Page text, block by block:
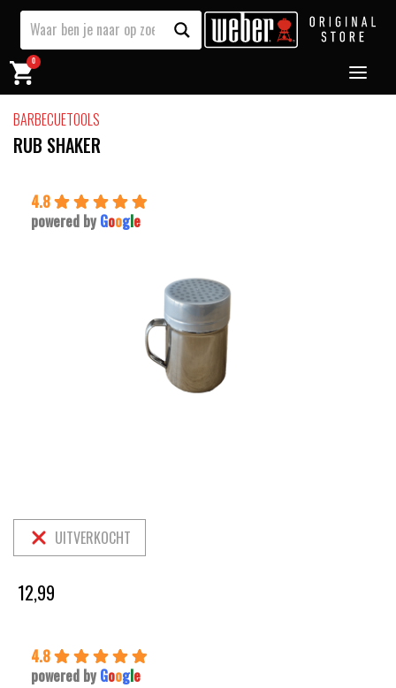
0
BARBECUETOOLS
RUB SHAKER
4.8
powered by Google
UITVERKOCHT
12,99
4.8
powered by Google